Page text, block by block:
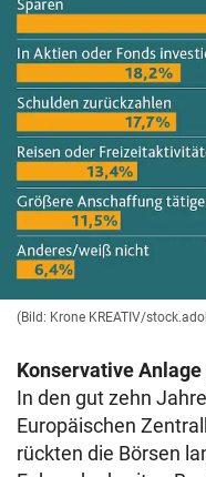
(Bild: Krone KREATIV/
Konservative
In den gut zehn
Europäischen
rückten die Börsen